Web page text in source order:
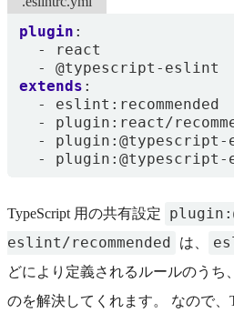
plugin :
-
react
- @typescript-eslint
extends :
- eslint:recommended
- plugin:react/
- plugin:@typescript-
- plugin:@typescript-
TypeScript 用の共有設定
eslint/recommended
は、
どにより定義されるルールのうち
のを解決してくれます。 なので、